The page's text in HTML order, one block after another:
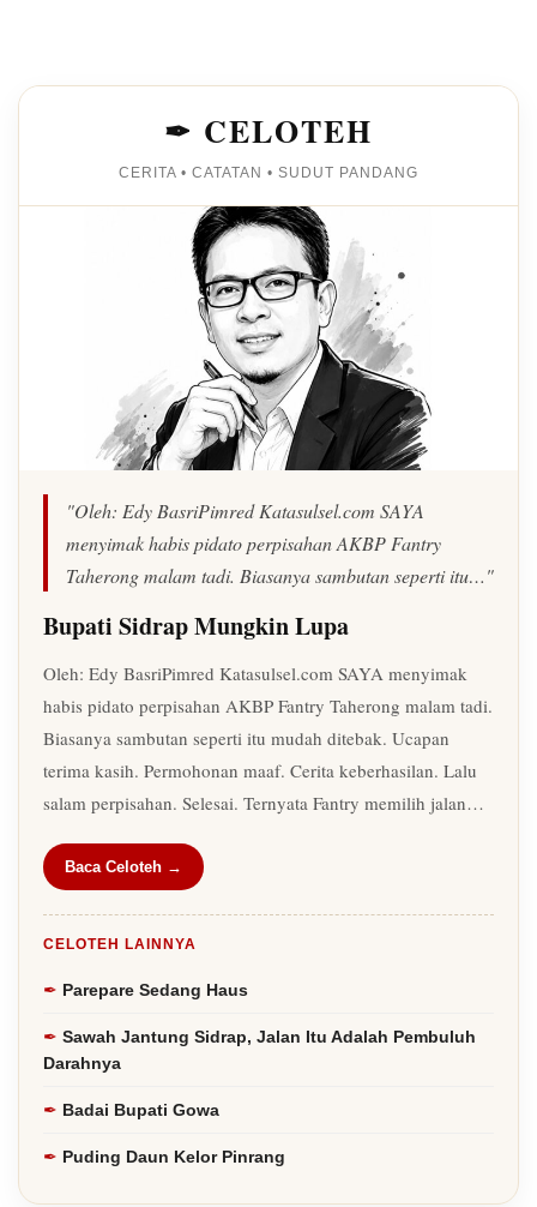
✒ CELOTEH
CERITA • CATATAN • SUDUT PANDANG
"Oleh: Edy BasriPimred Katasulsel.com SAYA
menyimak habis pidato perpisahan AKBP Fantry
Taherong malam tadi. Biasanya sambutan seperti itu…"
Bupati Sidrap Mungkin Lupa
Oleh: Edy BasriPimred Katasulsel.com SAYA menyimak
habis pidato perpisahan AKBP Fantry Taherong malam tadi.
Biasanya sambutan seperti itu mudah ditebak. Ucapan
terima kasih. Permohonan maaf. Cerita keberhasilan. Lalu
salam perpisahan. Selesai. Ternyata Fantry memilih jalan…
Baca Celoteh →
CELOTEH LAINNYA
Parepare Sedang Haus
Sawah Jantung Sidrap, Jalan Itu Adalah Pembuluh
Darahnya
Badai Bupati Gowa
Puding Daun Kelor Pinrang